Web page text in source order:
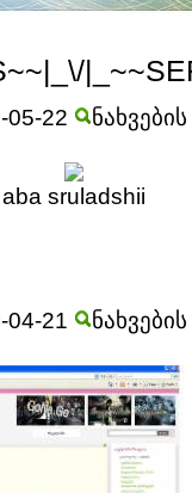
05-22
aba sruladshii
04-21